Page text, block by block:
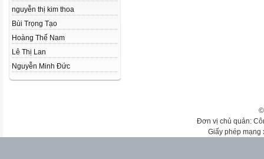
nguyễn thị kim thoa
Bùi Trọng Tạo
Hoàng Thế Nam
Lê Thị Lan
Nguyễn Minh Đức
Đơn vị chủ quản:
Giấy phép mạng